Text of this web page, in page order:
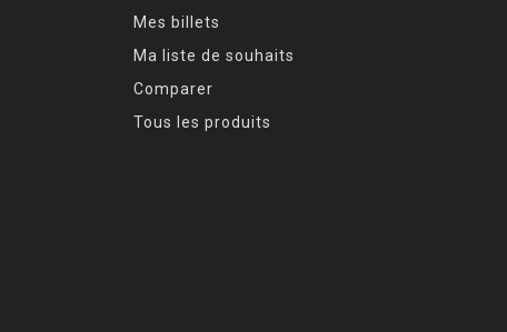
Mes billets
Ma liste de souhaits
Comparer
Tous les produits